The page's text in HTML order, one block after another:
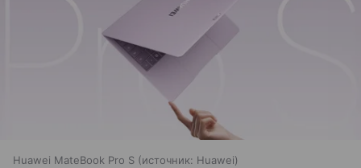
Huawei MateBook Pro S источник: Huawei